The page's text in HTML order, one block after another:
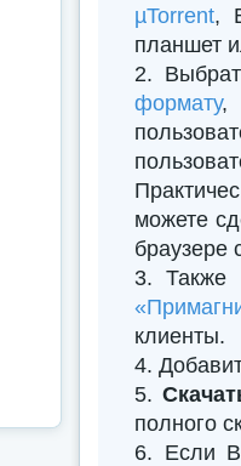
µTorrent,
планшет
2.
формату,
можете
браузере
3. Также
клиенты.
4.
5.
полного
6. Если